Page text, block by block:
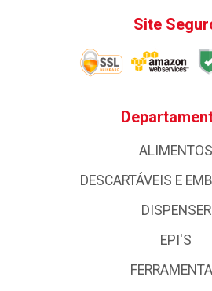
Site
ALIMENTOS
DESCARTÁVEIS E
DISPENSER
EPI'S